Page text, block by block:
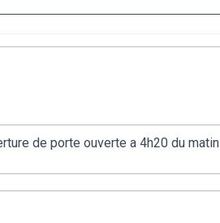
de porte ouverte a 4h20 du matin